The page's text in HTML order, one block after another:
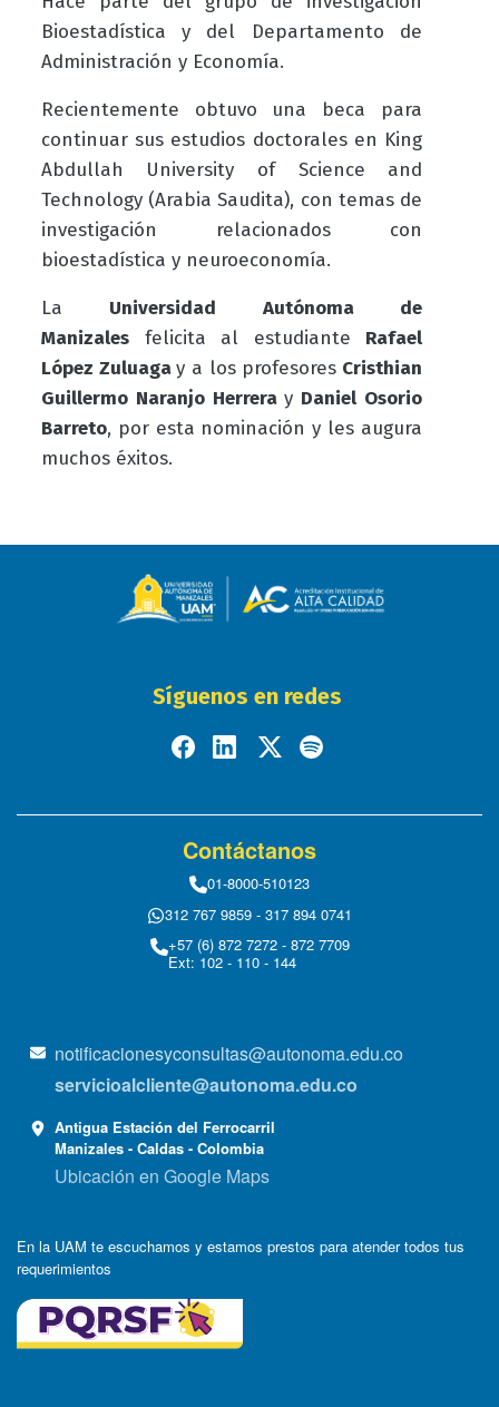
Bioestadística y del Departamento de
Administración y Economía.
Recientemente obtuvo una beca para
continuar sus estudios doctorales en King
Abdullah University of Science and
Technology (Arabia Saudita), con temas de
investigación relacionados con
bioestadística y neuroeconomía.
La Universidad Autónoma de
Manizalesfelicita al estudiante
Rafael
López Zuluagay a los profesores Cristhian
Guillermo Naranjo Herreray Daniel Osorio
Barreto, por esta nominación y les augura
muchos éxitos.
Síguenos en redes
Contáctanos
01-8000-510123
312 767 9859 - 317 894 0741
+57 (6) 872 7272 - 872 7709
Ext: 102 - 110 - 144
notificacionesyconsultas@autonoma.edu.co
servicioalcliente@autonoma.edu.co
Antigua Estación del Ferrocarril
Manizales - Caldas - Colombia
Ubicación en Google Maps
En la UAM te escuchamos y estamos prestos para atender todos tus
requerimientos